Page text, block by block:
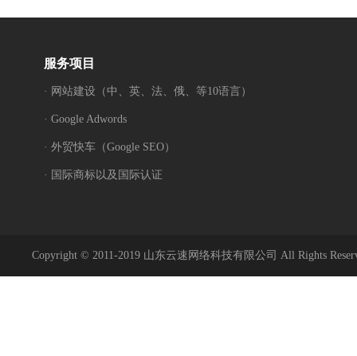
服务项目
· 网站建设（中、英、法、俄、等10语言）
· Google Adwords
· 外贸快车（Google SEO）
· 国际商标以及国际认证
Copyright © 2011-2019 山东云速网络科技有限公司 All Rights